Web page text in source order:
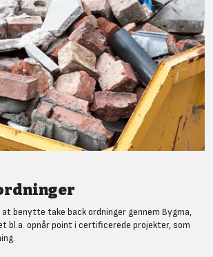
benytte take back ordninger gennem Bygma,
bl.a. opnår point i certificerede projekter, som